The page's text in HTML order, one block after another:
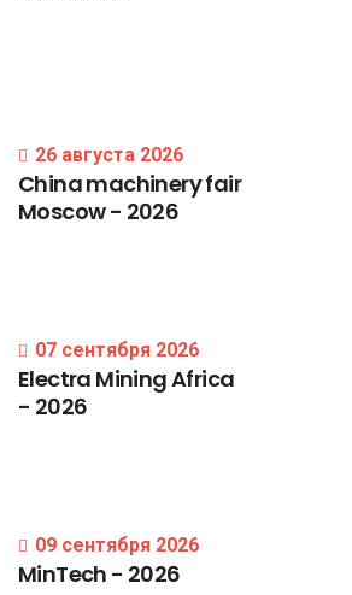
26 августа 2026
Chinamachineryfair
Moscow- 2026
07 сентября 2026
Electra MiningAfrica
- 2026
09 сентября 2026
MinTech - 2026